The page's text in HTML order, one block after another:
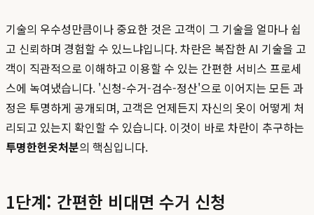
기술의 우수성만큼이나 중요한 것은 고객이 그 기술을 얼마나 쉽
고 신뢰하며 경험할 수 있느냐입니다. 차란은 복잡한 AI 기술을 고
객이 직관적으로 이해하고 이용할 수 있는 간편한 서비스 프로세
스에 녹여냈습니다. '신청-수거-검수-정산'으로 이어지는 모든 과
정은 투명하게 공개되며, 고객은 언제든지 자신의 옷이 어떻게 처
리되고 있는지 확인할 수 있습니다. 이것이 바로 차란이 추구하는
투명한헌옷처분의 핵심입니다.
1단계: 간편한 비대면 수거 신청